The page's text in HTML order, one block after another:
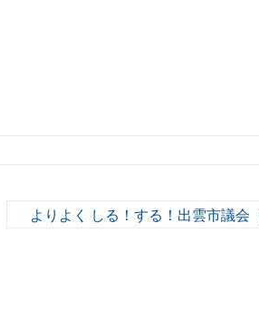
よりよく しる！する！出雲市議会